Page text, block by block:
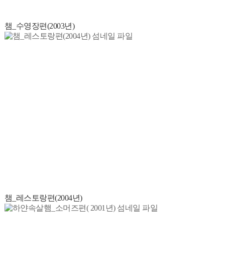
챔_수영장편(2003년)
챔_레스토랑편(2004년)